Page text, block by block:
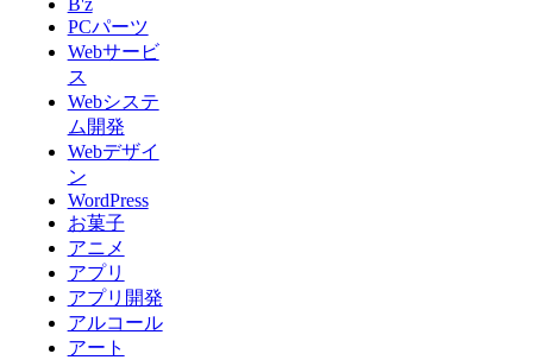
B'z
PCパーツ
Webサービ
ス
Webシステ
ム開発
Webデザイ
ン
WordPress
お菓子
アニメ
アプリ
アプリ開発
アルコール
アート